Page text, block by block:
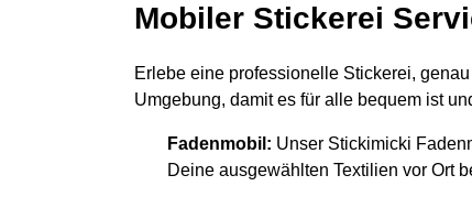
Mobiler Stickerei
Erlebe eine professionelle Stickerei,
Umgebung, damit es für alle bequem ist
Fadenmobil: Unser Stickimicki
Deine ausgewählten Textilien vor Ort